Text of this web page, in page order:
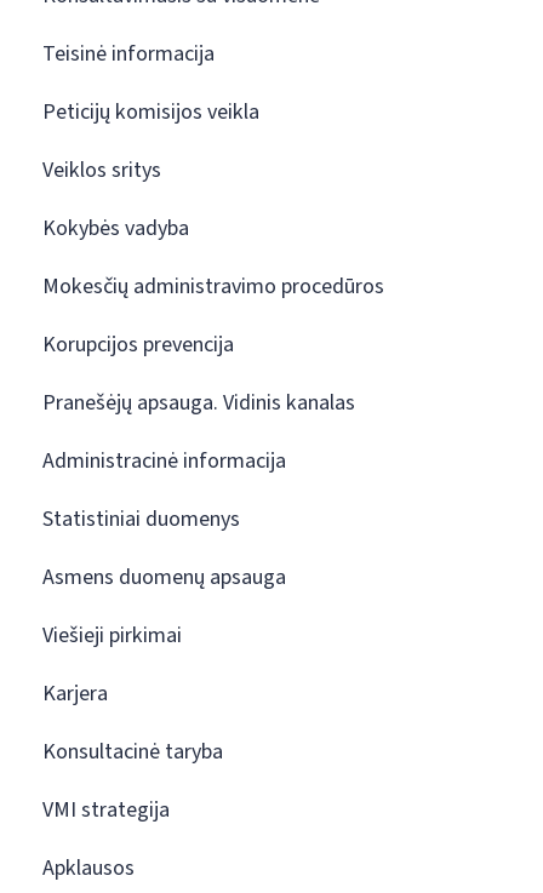
Teisinė informacija
Peticijų komisijos veikla
Veiklos sritys
Kokybės vadyba
Mokesčių administravimo procedūros
Korupcijos prevencija
Pranešėjų apsauga. Vidinis kanalas
Administracinė informacija
Statistiniai duomenys
Asmens duomenų apsauga
Viešieji pirkimai
Karjera
Konsultacinė taryba
VMI strategija
Apklausos